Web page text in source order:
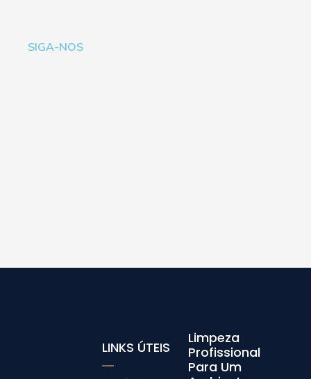
SIGA-NOS
Limpeza
Profissional
Para Um
LINKS ÚTEIS